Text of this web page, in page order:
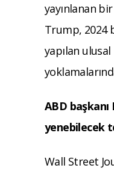
yayınlanan
Trump, 2024
yapılan
ABD başkanı
yenebilecek
Wall Street